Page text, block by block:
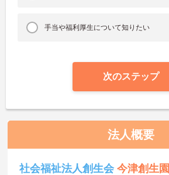
手当や福利厚生について知りたい
次のステップ
法人概要
社会福祉法人創生会今津創生園